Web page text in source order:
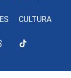
CULTURA